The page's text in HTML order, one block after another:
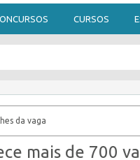
CURSOS
da vaga
mais de 700